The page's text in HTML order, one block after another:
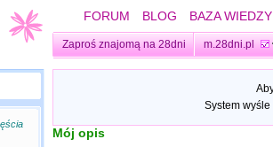
FORUM BLOG BAZA WIEDZY
Zaproś znajomą na 28dni m.28dni.pl
System
Mój opis